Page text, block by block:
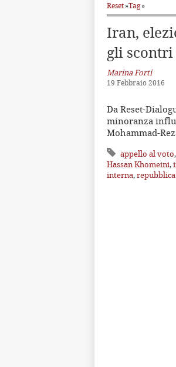
Reset»Tag»
Iran,
gli scontri
Marina Forti
19 Febbraio 2016
Da Reset-
minoranza
Mohammad-
appello al voto,
Hassan Khomeini,
interna,